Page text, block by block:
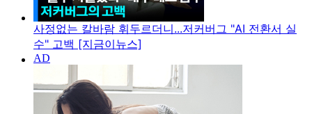
사정없는 칼바람 휘두르더니...저커버그 "AI 전환서 실
수" 고백 [지금이뉴스]